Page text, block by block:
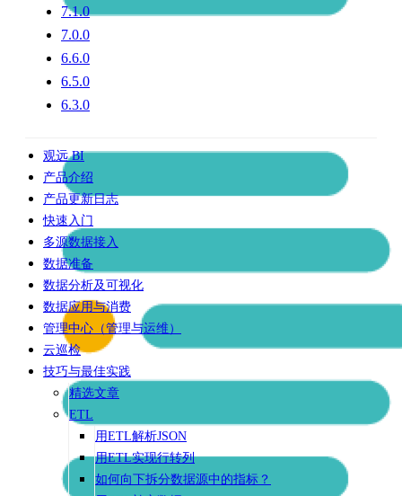
7.1.0
7.0.0
6.6.0
6.5.0
6.3.0
观远 BI
产品介绍
产品更新日志
快速入门
多源数据接入
数据准备
数据分析及可视化
数据应用与消费
管理中心（管理与运维）
云巡检
技巧与最佳实践
精选文章
ETL
用ETL解析JSON
用ETL实现行转列
如何向下拆分数据源中的指标？